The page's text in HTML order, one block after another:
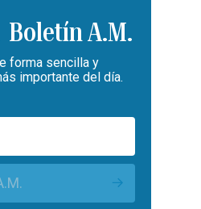
Boletín A.M.
forma sencilla y
importante del día.